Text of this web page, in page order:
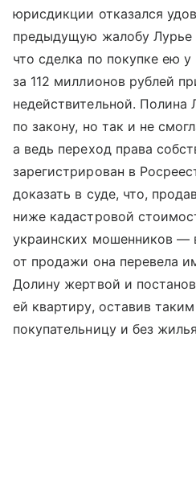
юрисдикции отказался
предыдущую жалобу Лурье
что сделка по покупке ею
за 112 миллионов рублей
недействительной. Полина
по закону, но так и не
а ведь переход права
зарегистрирован в
доказать в суде, что,
ниже кадастровой
украинских мошенников —
от продажи она перевела
Долину жертвой и
ей квартиру, оставив
покупательницу и без